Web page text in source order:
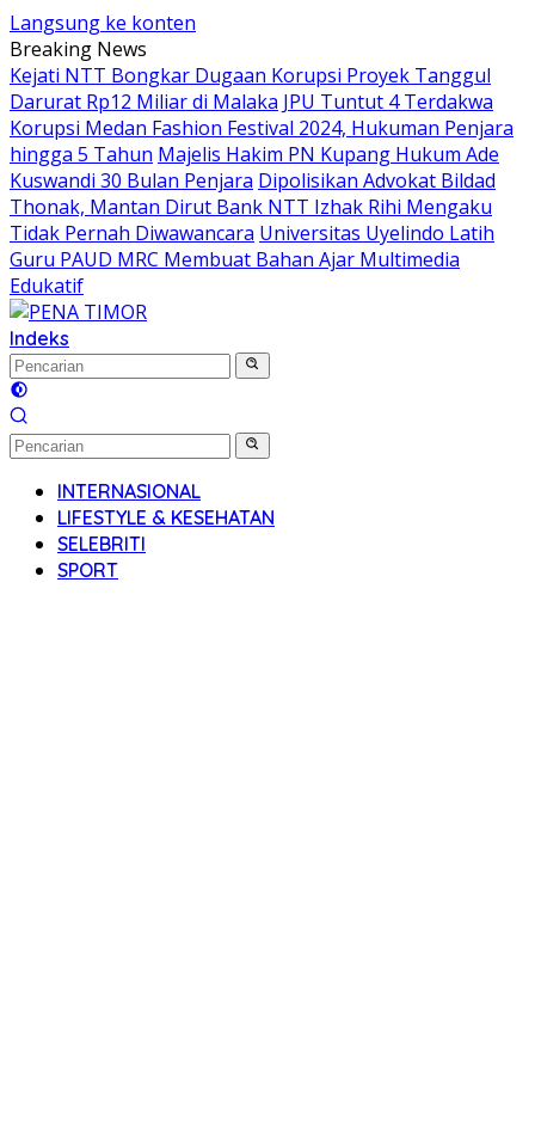
Langsung ke konten
Breaking News
Kejati NTT Bongkar Dugaan Korupsi Proyek Tanggul
Darurat Rp12 Miliar di Malaka JPU Tuntut 4 Terdakwa
Korupsi Medan Fashion Festival 2024, Hukuman Penjara
hingga 5 Tahun Majelis Hakim PN Kupang Hukum Ade
Kuswandi 30 Bulan Penjara Dipolisikan Advokat Bildad
Thonak, Mantan Dirut Bank NTT Izhak Rihi Mengaku
Tidak Pernah Diwawancara Universitas Uyelindo Latih
Guru PAUD MRC Membuat Bahan Ajar Multimedia
Edukatif
Indeks
INTERNASIONAL
LIFESTYLE & KESEHATAN
SELEBRITI
SPORT